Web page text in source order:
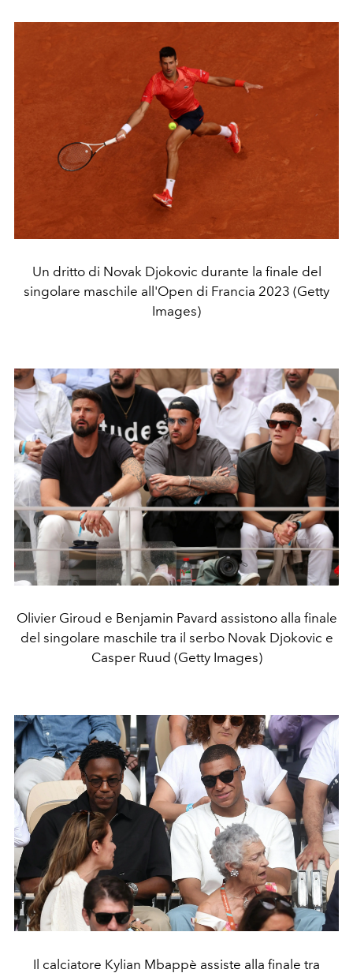
Un dritto di Novak Djokovic durante la finale del
singolare maschile all'Open di Francia 2023 (Getty
Images)
Olivier Giroud e Benjamin Pavard assistono alla finale
del singolare maschile tra il serbo Novak Djokovic e
Casper Ruud (Getty Images)
Il calciatore Kylian Mbappè assiste alla finale tra